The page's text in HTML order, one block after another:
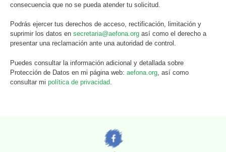
consecuencia que no se pueda atender tu solicitud.
Podrás ejercer tus derechos de acceso, rectificación, limitación y
suprimir los datos en secretaria@aefona.org así como el derecho a
presentar una reclamación ante una autoridad de control.
Puedes consultar la información adicional y detallada sobre
Protección de Datos en mi página web: aefona.org , así como
consultar mi política de privacidad